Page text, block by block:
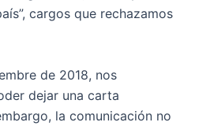
cargos que rechazamos
de 2018, nos
dejar una carta
la comunicación no